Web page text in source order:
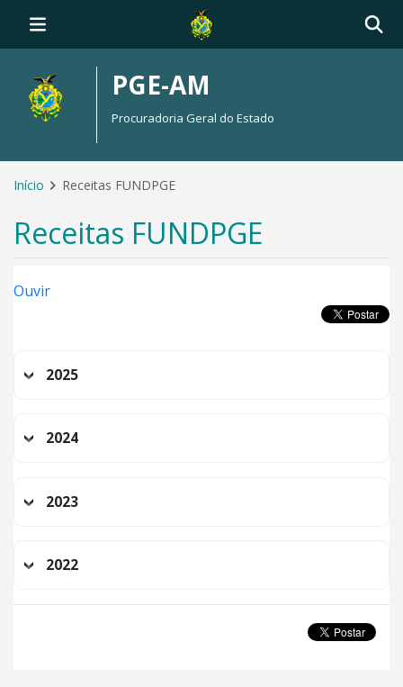
PGE-AM
Procuradoria Geral do Estado
Início Receitas FUNDPGE
Receitas FUNDPGE
Ouvir
2025
2024
2023
2022